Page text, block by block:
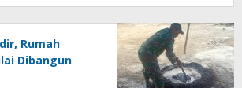
Rumah
Dibangun